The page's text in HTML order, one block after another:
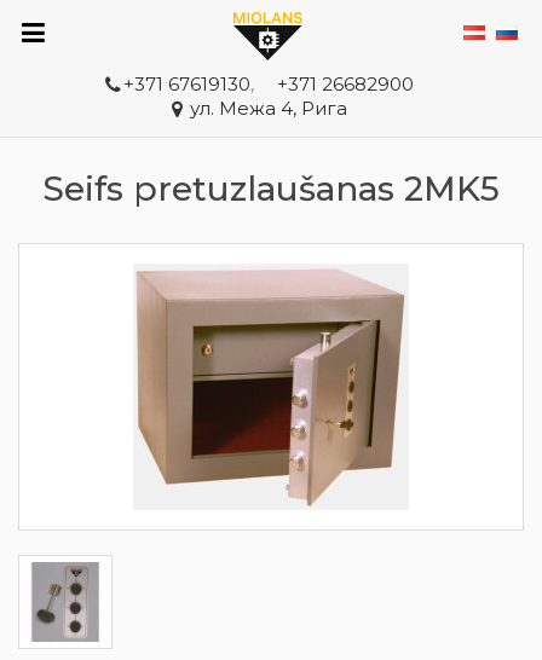
+371 67619130,
+371 26682900
ул. Межа 4, Рига
Seifs pretuzlaušanas 2MK5